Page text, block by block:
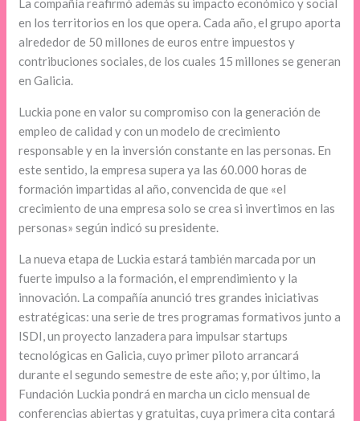
La compañía reafirmó además su impacto económico y social
en los territorios en los que opera. Cada año, el grupo aporta
alrededor de 50 millones de euros entre impuestos y
contribuciones sociales, de los cuales 15 millones se generan
en Galicia.
Luckia pone en valor su compromiso con la generación de
empleo de calidad y con un modelo de crecimiento
responsable y en la inversión constante en las personas. En
este sentido, la empresa supera ya las 60.000 horas de
formación impartidas al año, convencida de que «el
crecimiento de una empresa solo se crea si invertimos en las
personas» según indicó su presidente.
La nueva etapa de Luckia estará también marcada por un
fuerte impulso a la formación, el emprendimiento y la
innovación. La compañía anunció tres grandes iniciativas
estratégicas: una serie de tres programas formativos junto a
ISDI, un proyecto lanzadera para impulsar startups
tecnológicas en Galicia, cuyo primer piloto arrancará
durante el segundo semestre de este año; y, por último, la
Fundación Luckia pondrá en marcha un ciclo mensual de
conferencias abiertas y gratuitas, cuya primera cita contará